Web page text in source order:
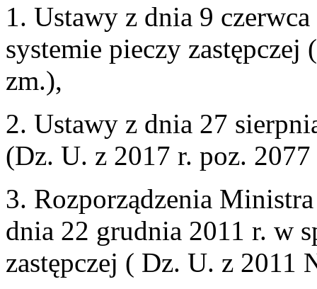
1. Ustawy z dnia 9
systemie pieczy
zm.),
2. Ustawy z dnia 27
(Dz. U. z 2017 r. poz.
3. Rozporządzenia
dnia 22 grudnia 2011 r. w
zastępczej ( Dz. U. z 2011